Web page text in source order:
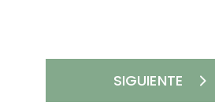
SIGUIENTE